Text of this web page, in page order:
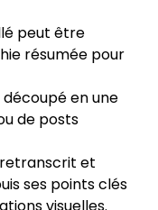
peut être
résumée pour
en une
de posts
et
ses points clés